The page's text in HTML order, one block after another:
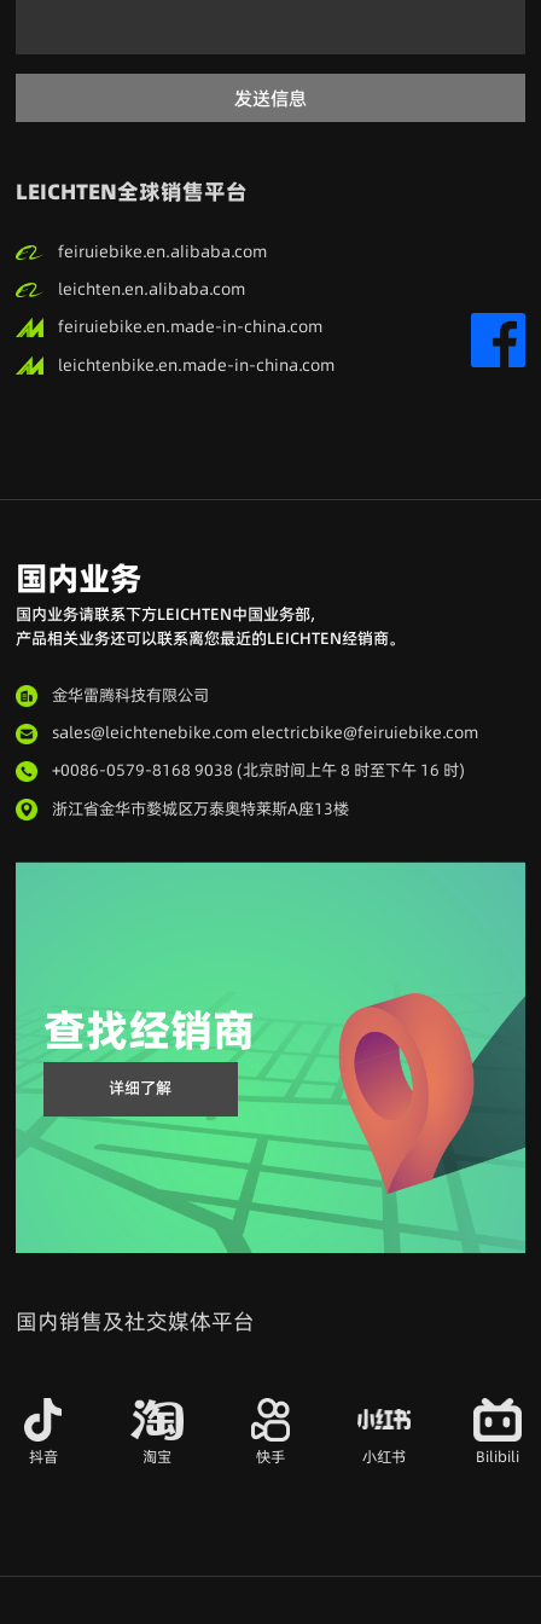
发送信息
LEICHTEN全球销售平台
feiruiebike.en.alibaba.com
leichten.en.alibaba.com
feiruiebike.en.made-in-china.com
leichtenbike.en.made-in-china.com
国内业务
国内业务请联系下方LEICHTEN中国业务部,
产品相关业务还可以联系离您最近的LEICHTEN经销商。
金华雷腾科技有限公司
sales@leichtenebike.com electricbike@feiruiebike.com
+0086-0579-8168 9038 (北京时间上午 8 时至下午 16 时)
浙江省金华市婺城区万泰奥特莱斯A座13楼
查找经销商
详细了解
国内销售及社交媒体平台
抖音 淘宝 快手 小红书 Bilibili